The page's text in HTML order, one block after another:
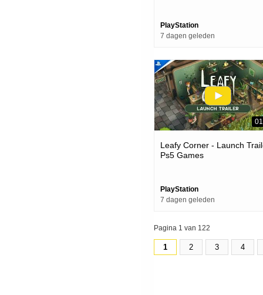
PlayStation
7 dagen geleden
Leafy Corner - Launch
Ps5 Games
PlayStation
7 dagen geleden
Pagina 1 van 122
1 2 3 4